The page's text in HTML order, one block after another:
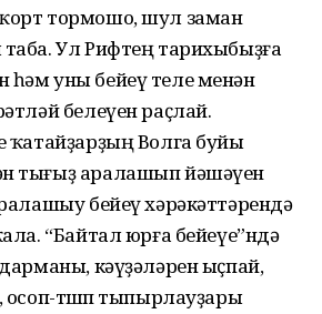
тормошо, шул заман
Ул Рифтең тарихыбыҙға
уны бе­йеү теле менән
белеүен раҫлай.
ҡатайҙарҙың Волга буйы
тығыҙ аралашып йәшәүен
бейеү хәрәкәттәрендә
“Байтал юрға бейеүе”ндә
кәүҙәләрен ыҫпай,
төшөп тыпыр­лау­ҙары